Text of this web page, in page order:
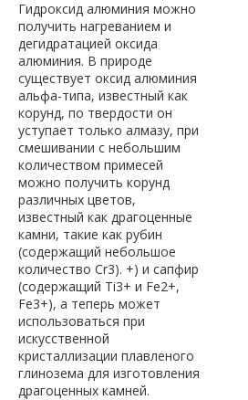
Гидроксид алюминия можно
получить нагреванием и
дегидратацией оксида
алюминия. В природе
существует оксид алюминия
альфа-типа, известный как
корунд, по твердости он
уступает только алмазу, при
смешивании с небольшим
количеством примесей
можно получить корунд
различных цветов,
известный как драгоценные
камни, такие как рубин
(содержащий небольшое
количество Cr3). +) и сапфир
(содержащий Ti3+ и Fe2+,
Fe3+), а теперь может
использоваться при
искусственной
кристаллизации плавленого
глинозема для изготовления
драгоценных камней.